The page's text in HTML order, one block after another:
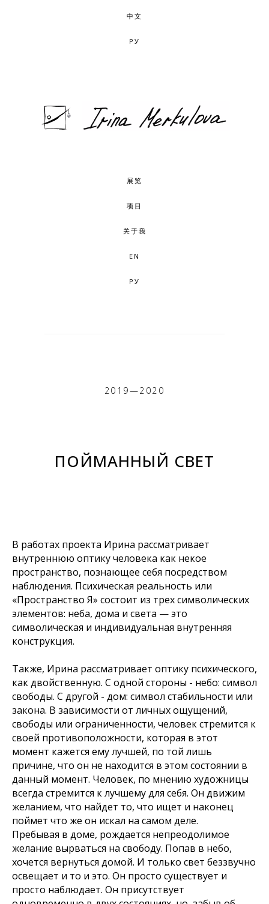
中文
РУ
展览
项目
关于我
EN
РУ
2019—2020
ПОЙМАННЫЙ СВЕТ
В работах проекта Ирина рассматривает
внутреннюю оптику человека как некое
пространство, познающее себя посредством
наблюдения. Психическая реальность или
«Пространство Я» состоит из трех символических
элементов: неба, дома и света — это
символическая и индивидуальная внутренняя
конструкция.
Также, Ирина рассматривает оптику психического,
как двойственную. С одной стороны - небо: символ
свободы. С другой - дом: символ стабильности или
закона. В зависимости от личных ощущений,
свободы или ограниченности, человек стремится к
своей противоположности, которая в этот
момент кажется ему лучшей, по той лишь
причине, что он не находится в этом состоянии в
данный момент. Человек, по мнению художницы
всегда стремится к лучшему для себя. Он движим
желанием, что найдет то, что ищет и наконец
поймет что же он искал на самом деле.
Пребывая в доме, рождается непреодолимое
желание вырваться на свободу. Попав в небо,
хочется вернуться домой. И только свет беззвучно
освещает и то и это. Он просто существует и
просто наблюдает. Он присутствует